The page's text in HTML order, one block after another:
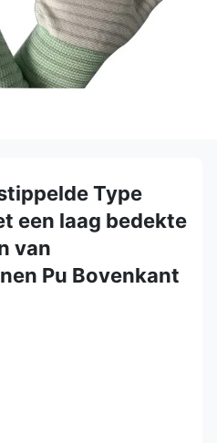
Type
een laag bedekte
van
Pu Bovenkant